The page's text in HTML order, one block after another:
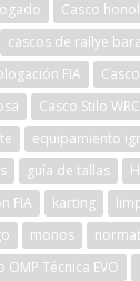
Casco
cascos de rallye
FIA
Casco Stilo WRC
equipamiento
guía de tallas
FIA
karting
monos
Técnica EVO